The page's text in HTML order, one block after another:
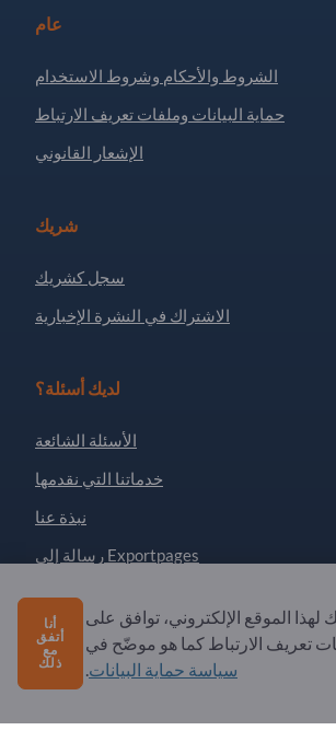
عام
الشروط والأحكام وشروط الاستخدام
حماية البيانات وملفات تعريف الارتباط
الإشعار القانوني
شريك
سجل كشريك
الاشتراك في النشرة الإخبارية
لديك أسئلة؟
الأسئلة الشائعة
خدماتنا التي نقدمها
نبذة عنا
رسالة إلى Exportpages
Exportpages International Network
Exportpages International GmbH
Becker-Göring-Straße 15
76307 Karlsbad
لهذا الموقع الإلكتروني، توافق على
تعريف الارتباط كما هو موضّح في
سياسة حماية البيانات.
أنا
أتفق
مع
ذلك